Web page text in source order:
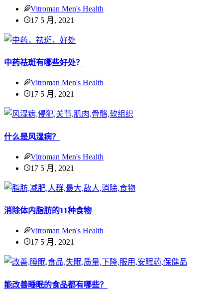
Vitroman Men's Health
17 5 月, 2021
中药祛斑有哪些好处？
Vitroman Men's Health
17 5 月, 2021
什么是风湿病？
Vitroman Men's Health
17 5 月, 2021
消除体内脂肪的11种食物
Vitroman Men's Health
17 5 月, 2021
能改善睡眠的食品都有哪些？